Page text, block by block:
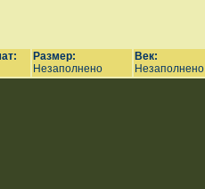
Размер:
Незаполнено
Век:
Незаполнено